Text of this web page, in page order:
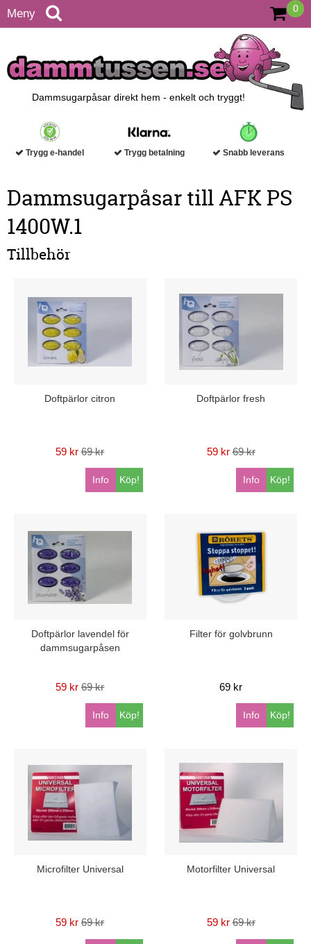
Meny 0
Dammsugarpåsar direkt hem - enkelt och tryggt!
Trygg e-handel Trygg betalning Snabb leverans
Dammsugarpåsar till AFK PS
1400W.1
Tillbehör
Doftpärlor citron
59 kr 69 kr
Köp!
Info
Doftpärlor fresh
59 kr 69 kr
Köp!
Info
Doftpärlor lavendel för
dammsugarpåsen
59 kr 69 kr
Köp!
Info
Filter för golvbrunn
69 kr
Köp!
Info
Microfilter Universal
59 kr 69 kr
Motorfilter Universal
59 kr 69 kr